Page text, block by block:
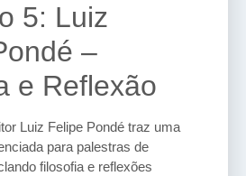
5: Luiz
–
e Reflexão
Luiz Felipe Pondé traz uma
para palestras de
filosofia e reflexões